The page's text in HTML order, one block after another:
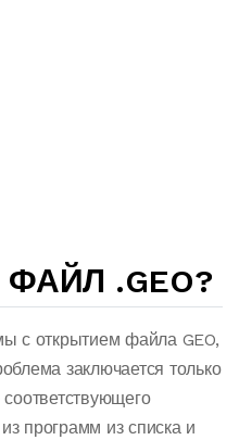
.GEO?
с открытием файла GEO,
заключается только
соответствующего
программ из списка и